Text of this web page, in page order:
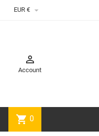
EUR € 

Account
shopping_cart 0